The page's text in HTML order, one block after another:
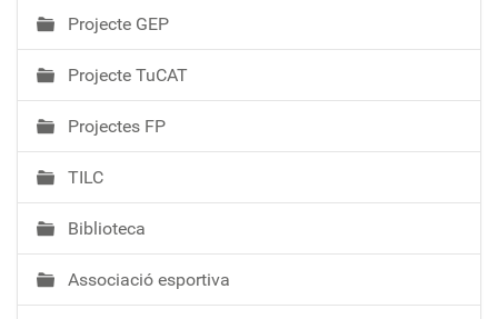
Projecte GEP
Projecte TuCAT
Projectes FP
TILC
Biblioteca
Associació esportiva